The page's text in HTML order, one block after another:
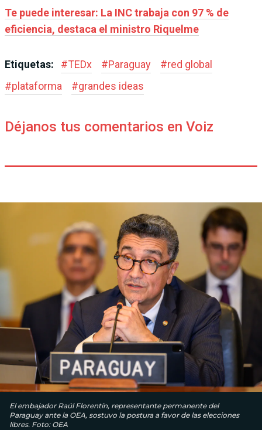
Te puede interesar: La INC trabaja con 97 % de
eficiencia, destaca el ministro Riquelme
Etiquetas: #TEDx #Paraguay #red global
#plataforma #grandes ideas
Déjanos tus comentarios en Voiz
El embajador Raúl Florentín, representante permanente del
Paraguay ante la OEA, sostuvo la postura a favor de las elecciones
libres. Foto: OEA